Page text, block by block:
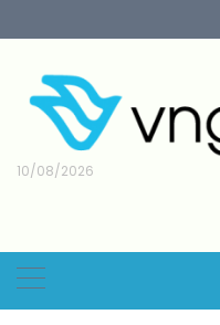
to
10/08/2026